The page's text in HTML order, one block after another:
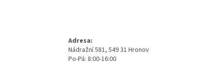
Adresa:
Nádražní 581, 549 31 Hronov
Po-Pá: 8:00-16:00